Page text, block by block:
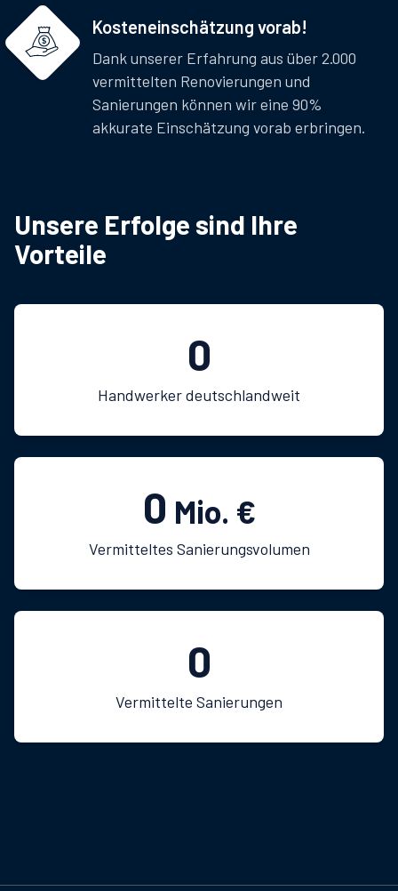
Kosteneinschätzung vorab!
Dank unserer Erfahrung aus über 2.000
vermittelten Renovierungen und
Sanierungen können wir eine 90%
akkurate Einschätzung vorab erbringen.
Unsere Erfolge sind Ihre
Vorteile
0
Handwerker deutschlandweit
0 Mio. €
Vermitteltes Sanierungsvolumen
0
Vermittelte Sanierungen